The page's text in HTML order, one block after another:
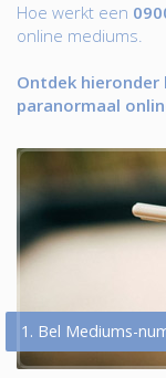
Hoe werkt een
online mediums.
Ontdek hieronder
paranormaal
1. Bel Mediums-